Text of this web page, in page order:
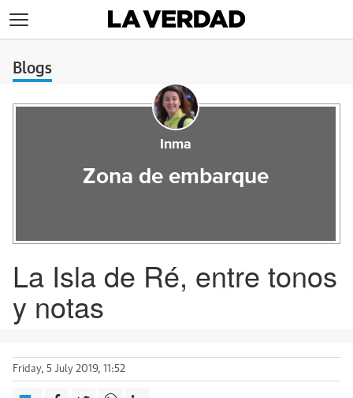
Blogs
Inma
Zona de embarque
La Isla de Ré, entre tonos
y notas
Friday, 5 July 2019, 11:52